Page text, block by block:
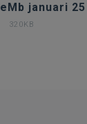
januari 25
320KB